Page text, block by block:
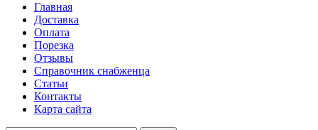
Главная
Доставка
Оплата
Порезка
Отзывы
Справочник снабженца
Статьи
Контакты
Карта сайта